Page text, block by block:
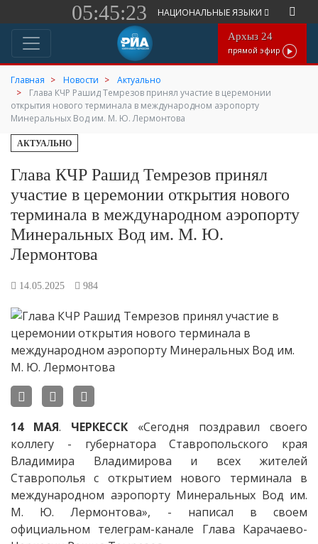
05:45:23 НАЦИОНАЛЬНЫЕ ЯЗЫКИ
Архыз 24
прямой эфир
Главная Новости
Актуально
Глава КЧР Рашид Темрезов принял участие в церемонии
открытия нового терминала в международном аэропорту
Минеральных Вод им. М. Ю. Лермонтова
АКТУАЛЬНО
Глава КЧР Рашид Темрезов принял
участие в церемонии открытия нового
терминала в международном аэропорту
Минеральных Вод им. М. Ю.
Лермонтова
14.05.2025 984
14 МАЯ. ЧЕРКЕССК «Сегодня поздравил своего
коллегу - губернатора Ставропольского края
Владимира Владимирова и всех жителей
Ставрополья с открытием нового терминала в
международном аэропорту Минеральных Вод им.
М. Ю. Лермонтова», - написал в своем
официальном телеграм-канале Глава Карачаево-